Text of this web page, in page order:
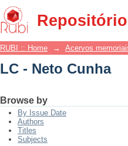
LC - Neto Cunha
RUBI :: Home → Acervos
LC - Neto Cunha
Browse by
By Issue Date
Authors
Titles
Subjects